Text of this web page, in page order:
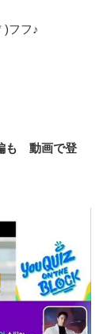
フフ♪
も 動画で登